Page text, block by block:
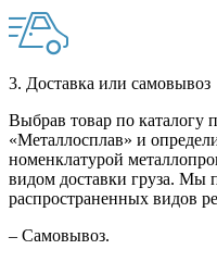
3. Доставка или самовывоз
Выбрав товар по каталогу
«Металлосплав» и
номенклатурой
видом доставки груза. Мы
распространенных видов
– Самовывоз.